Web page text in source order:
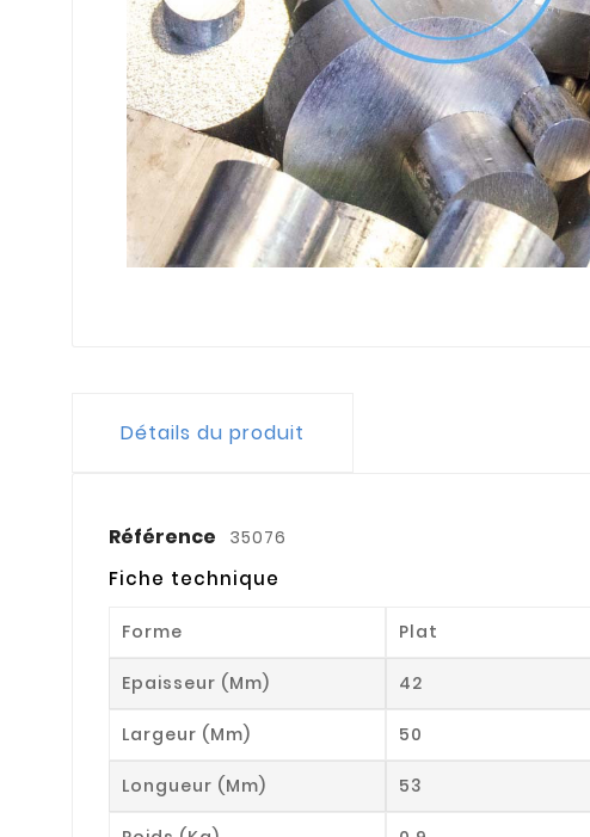
Détails du produit
Référence 35076
Fiche technique
Forme Plat
Epaisseur (mm) 42
Largeur (mm) 50
Longueur (mm) 53